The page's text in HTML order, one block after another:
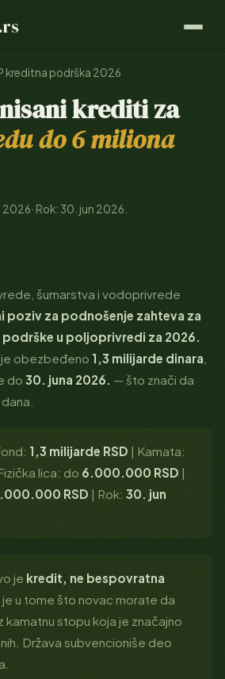
.rs
kreditna podrška 2026
krediti za
do 6 miliona
2026· Rok: 30. jun 2026.
šumarstva i vodoprivrede
poziv za podnošenje zahteva za
u poljoprivredi za 2026.
je obezbeđeno 1,3 milijarde dinara
do 30. juna 2026. — što znači da
1,3 milijarde RSD | Kamata:
lica: do 6.000.000 RSD |
RSD | Rok: 30. jun
je kredit, ne bespovratna
je u tome što novac morate da
kamatnu stopu koja je značajno
Država subvencioniše deo